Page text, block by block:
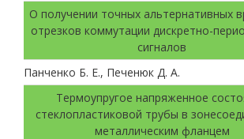
О получении точных альтернативных
отрезков коммутации дискретно-
сигналов
Панченко Б. Е., Печенюк Д. А.
Термоупругое напряженное
стеклопластиковой трубы в
металлическим фланцем